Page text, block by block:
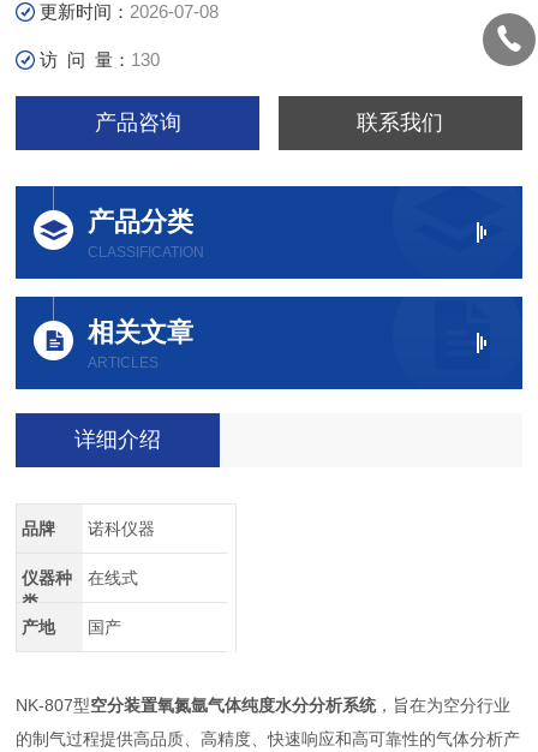
更新时间： 2026-07-08
访 问 量： 130
产品咨询 联系我们
产品分类
CLASSIFICATION
相关文章
ARTICLES
详细介绍
品牌 诺科仪器
仪器种
类
在线式
产地 国产
NK-807型空分装置氧氮氩气体纯度水分分析系统，旨在为空分行业
的制气过程提供高品质、高精度、快速响应和高可靠性的气体分析产